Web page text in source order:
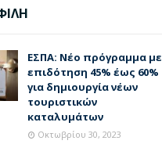
ΕΣΠΑ: Νέο πρόγραμμα με
επιδότηση 45% έως 60%
για δημιουργία νέων
τουριστικών
καταλυμάτων
Οκτωβρίου 30, 2023